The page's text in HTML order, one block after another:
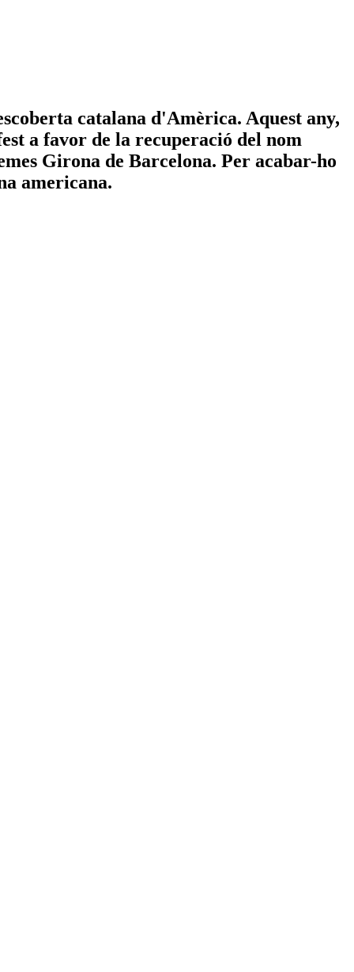
catalana d'Amèrica. Aquest any,
a favor de la recuperació del nom
Girona de Barcelona. Per acabar-ho
americana.